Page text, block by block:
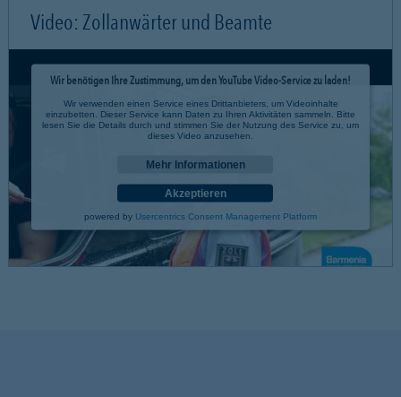
Video: Zollanwärter und Beamte
Wir benötigen Ihre Zustimmung, um den YouTube Video-Service zu laden!
Wir verwenden einen Service eines Drittanbieters, um Videoinhalte
einzubetten. Dieser Service kann Daten zu Ihren Aktivitäten sammeln. Bitte
lesen Sie die Details durch und stimmen Sie der Nutzung des Service zu, um
dieses Video anzusehen.
Mehr Informationen
Akzeptieren
powered by Usercentrics Consent Management Platform